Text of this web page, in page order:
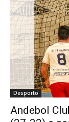
Desporto
Andebol